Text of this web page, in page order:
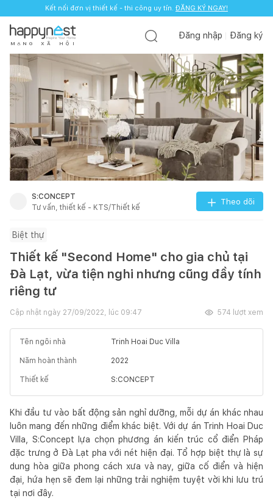
Kết nối đơn vị thiết kế - thi công uy tín. ĐĂNG KÝ NGAY!
M Ạ N G X Ã H Ộ I
Đăng nhập Đăng ký
S:CONCEPT
Tư vấn, thiết kế - KTS/Thiết kế
Theo dõi
Biệt thự
Thiết kế "Second Home" cho gia chủ tại
Đà Lạt, vừa tiện nghi nhưng cũng đầy tính
riêng tư
Cập nhật ngày 27/09/2022, lúc 09:47 574 lượt xem
Tên ngôi nhà Trinh Hoai Duc Villa
Năm hoàn thành 2022
Thiết kế S:CONCEPT
Khi đầu tư vào bất động sản nghỉ dưỡng, mỗi dự án khác nhau
luôn mang đến những điểm khác biệt. Với dự án Trinh Hoai Duc
Villa, S:Concept lựa chọn phương án kiến trúc cổ điển Pháp
đặc trưng ở Đà Lạt pha với nét hiện đại. Tổ hợp biệt thự là sự
dung hòa giữa phong cách xưa và nay, giữa cố điển và hiện
đại, hứa hẹn sẽ đem lại những trải nghiệm tuyệt vời khi lưu trú
tại nơi đây.